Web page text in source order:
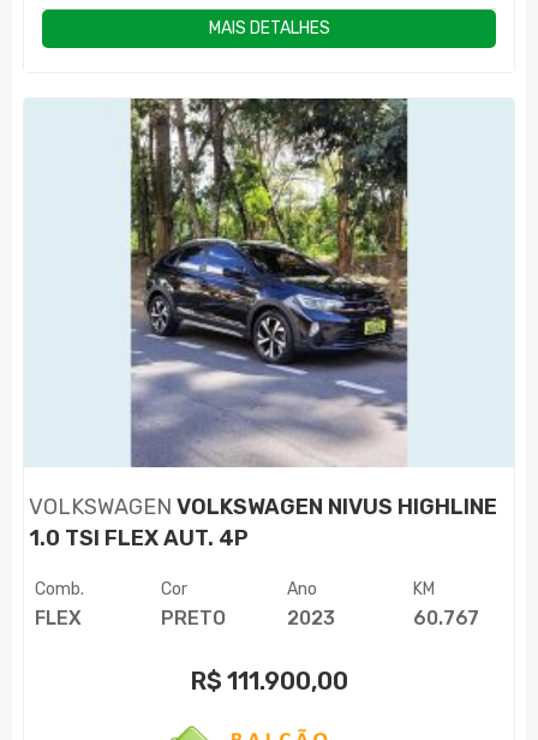
MAIS DETALHES
VOLKSWAGEN VOLKSWAGEN NIVUS HIGHLINE
1.0 TSI FLEX AUT. 4P
Comb.
FLEX
Cor
PRETO
Ano
2023
KM
60.767
R$ 111.900,00